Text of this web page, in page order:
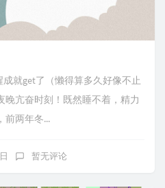
就get了（懒得算多久好像不止
晚亢奋时刻！既然睡不着，精力
前两年冬...
暂无评论